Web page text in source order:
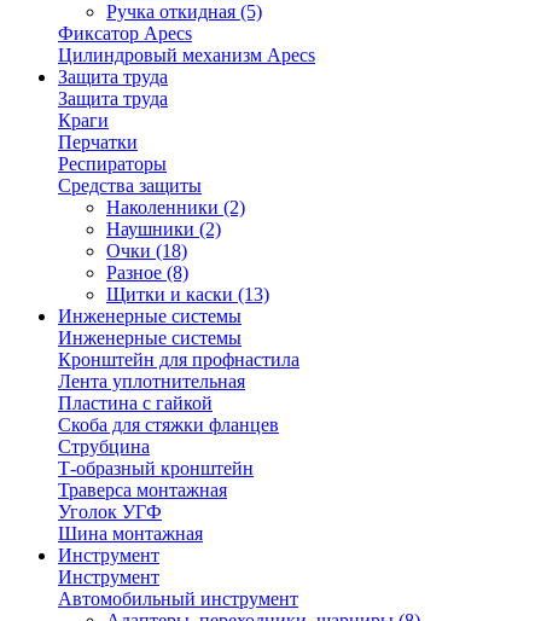
Ручка откидная (5)
Фиксатор Apecs
Цилиндровый механизм Apecs
Защита труда
Защита труда
Краги
Перчатки
Респираторы
Средства защиты
Наколенники (2)
Наушники (2)
Очки (18)
Разное (8)
Щитки и каски (13)
Инженерные системы
Инженерные системы
Кронштейн для профнастила
Лента уплотнительная
Пластина с гайкой
Скоба для стяжки фланцев
Струбцина
Т-образный кронштейн
Траверса монтажная
Уголок УГФ
Шина монтажная
Инструмент
Инструмент
Автомобильный инструмент